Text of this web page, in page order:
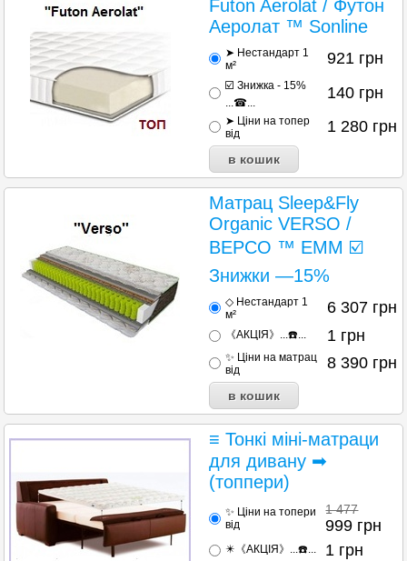
Futon Aerolat / Футон
Аеролат ™ Sonline
➤ Нестандарт 1
м²
921 грн
☑️ Знижка - 15%
...☎...
140 грн
➤ Ціни на топер
від
1 280 грн
Матрац Sleep&Fly
Organic VERSO /
ВЕРСО ™ ЕММ ☑️
Знижки —15%
◇ Нестандарт 1
м²
6 307 грн
《АКЦІЯ》...☎️... 1 грн
✨ Ціни на матрац
від
8 390 грн
≡ Тонкі міні-матраци
для дивану ➡
(топпери)
✨ Ціни на топери
від
1 477
999 грн
✴️《АКЦІЯ》...☎️... 1 грн